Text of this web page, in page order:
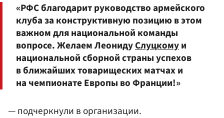
«РФС благодарит руководство армейского
клуба за конструктивную позицию в этом
важном для национальной команды
вопросе. Желаем ЛеонидуСлуцкомуи
национальной сборной страны успехов
в ближайших товарищеских матчах и
на чемпионате Европы во Франции!»
— подчеркнули в организации.